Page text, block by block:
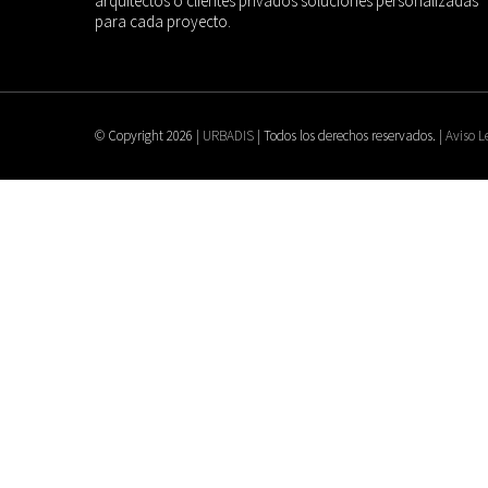
para cada proyecto.
© Copyright2026 | URBADIS | Todos los derechos reservados. | Aviso